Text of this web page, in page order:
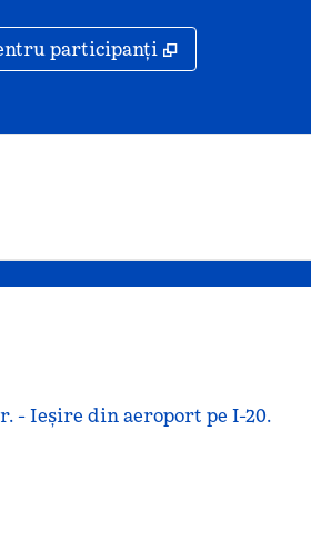
participanți ,
- Ieșire din aeroport pe I-20.